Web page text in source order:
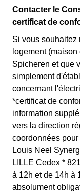
Contacter le
certificat de
Si vous souhaitez
logement
Spicheren et que
simplement
concernant
*certificat de
information
vers la direction
coordonnées
Louis Neel
LILLE Cedex *
à 12h et de 14h à
absolument